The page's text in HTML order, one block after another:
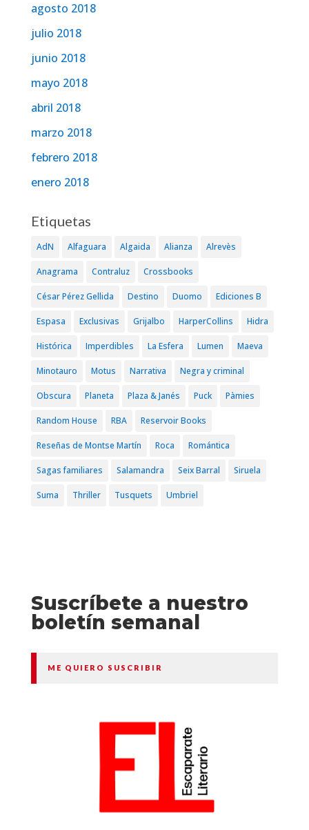
agosto 2018
julio 2018
junio 2018
mayo 2018
abril 2018
marzo 2018
febrero 2018
enero 2018
Etiquetas
AdN Alfaguara Algaida Alianza Alrevès
Anagrama Contraluz Crossbooks
César Pérez Gellida Destino Duomo Ediciones B
Espasa Exclusivas Grijalbo HarperCollins Hidra
Histórica Imperdibles La Esfera Lumen Maeva
Minotauro Motus Narrativa Negra y criminal
Obscura Planeta Plaza & Janés Puck Pàmies
Random House RBA Reservoir Books
Reseñas de Montse Martín Roca Romántica
Sagas familiares Salamandra Seix Barral Siruela
Suma Thriller Tusquets Umbriel
Suscríbete a nuestro
boletín semanal
ME QUIERO SUSCRIBIR